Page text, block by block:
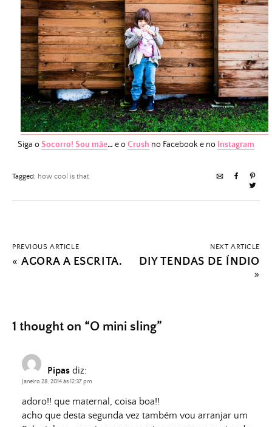
Siga oSocorro! Sou mãe… e oCrush no Facebook e no Instagram
Tagged: how cool is that
PREVIOUS ARTICLE
«AGORA A ESCRITA.
NEXT ARTICLE
DIY TENDAS DE ÍNDIO
»
1 thought on “O mini sling”
Pipas diz:
Janeiro 28, 2014 às 12:37 pm
adoro!! que maternal, coisa boa!!
acho que desta segunda vez também vou arranjar um